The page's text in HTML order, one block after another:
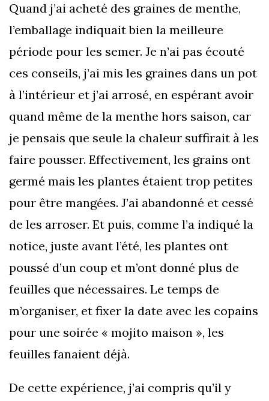
Quand j’ai acheté des graines de menthe,
l’emballage indiquait bien la meilleure
période pour les semer. Je n’ai pas écouté
ces conseils, j’ai mis les graines dans un pot
à l’intérieur et j’ai arrosé, en espérant avoir
quand même de la menthe hors saison, car
je pensais que seule la chaleur suffirait à les
faire pousser. Effectivement, les grains ont
germé mais les plantes étaient trop petites
pour être mangées. J’ai abandonné et cessé
de les arroser. Et puis, comme l’a indiqué la
notice, juste avant l’été, les plantes ont
poussé d’un coup et m’ont donné plus de
feuilles que nécessaires. Le temps de
m’organiser, et fixer la date avec les copains
pour une soirée « mojito maison », les
feuilles fanaient déjà.
De cette expérience, j’ai compris qu’il y